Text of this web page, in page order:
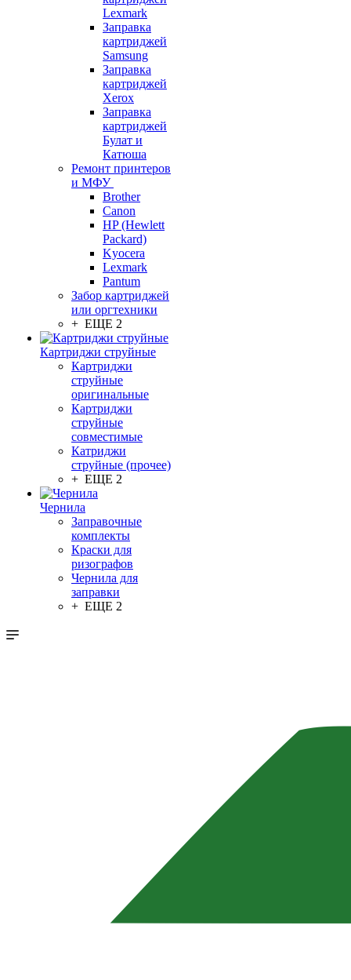
Lexmark
Заправка
картриджей
Samsung
Заправка
картриджей
Xerox
Заправка
картриджей
Булат и
Катюша
Ремонт принтеров
и МФУ
Brother
Canon
HP (Hewlett
Packard)
Kyocera
Lexmark
Pantum
Забор картриджей
или оргтехники
+ ЕЩЕ 2
Картриджи струйные
Картриджи
струйные
оригинальные
Картриджи
струйные
совместимые
Катриджи
струйные (прочее)
+ ЕЩЕ 2
Чернила
Заправочные
комплекты
Краски для
ризографов
Чернила для
заправки
+ ЕЩЕ 2